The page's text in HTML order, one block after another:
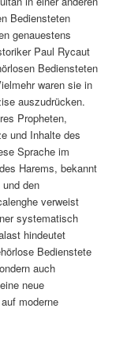
Bediensteten
genauestens
Paul Rycaut
Bediensteten
waren sie in
auszudrücken.
Propheten,
und Inhalte des
Sprache im
Harems, bekannt
den
verweist
systematisch
hindeutet
Bedienstete
auch
neue
moderne